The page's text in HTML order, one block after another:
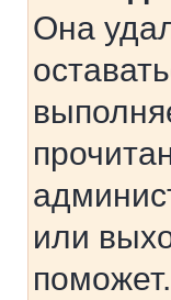
Она
или
поможет.